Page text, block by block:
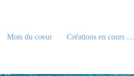
Mots du coeur Créations en cours …